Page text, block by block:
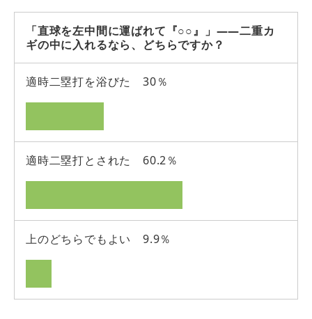
「直球を左中間に運ばれて『○○』」――二重カ
ギの中に入れるなら、どちらですか？
適時二塁打を浴びた 30％
適時二塁打とされた 60.2％
上のどちらでもよい 9.9％